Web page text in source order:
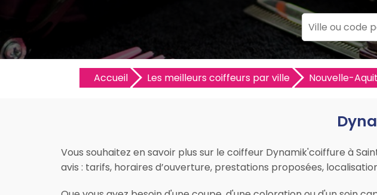
Accueil Les meilleurs coiffeurs par ville Nouvelle-
Vous souhaitez en savoir plus sur le coiffeur Dynamik'coiffure à
avis : tarifs, horaires d’ouverture, prestations proposées,